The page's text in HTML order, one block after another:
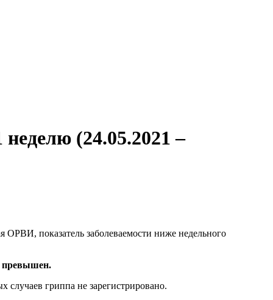
(24.05.2021 –
ОРВИ, показатель заболеваемости ниже недельного
превышен.
гриппа не зарегистрировано.